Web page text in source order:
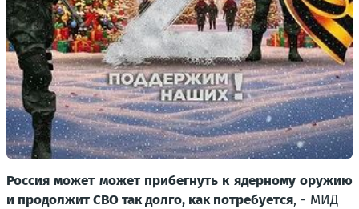
Россия может может прибегнуть к ядерному оружию
и продолжит СВО так долго, как потребуется, - МИД